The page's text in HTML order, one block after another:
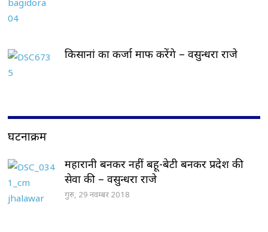
किसानां का कर्जा माफ करेंगे – वसुन्धरा राजे
घटनाक्रम
महारानी बनकर नहीं बहू-बेटी बनकर प्रदेश की
सेवा की – वसुन्धरा राजे
गुरु, 29 नवम्बर 2018